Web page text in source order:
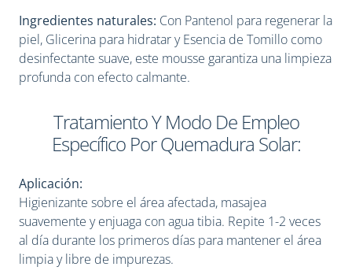
Ingredientes naturales: Con Pantenol para regenerar la
piel, Glicerina para hidratar y Esencia de Tomillo como
desinfectante suave, este mousse garantiza una limpieza
profunda con efecto calmante.
Tratamiento Y Modo De Empleo
Específico Por Quemadura Solar:
Aplicación:
Higienizante sobre el área afectada, masajea
suavemente y enjuaga con agua tibia. Repite 1-2 veces
al día durante los primeros días para mantener el área
limpia y libre de impurezas.